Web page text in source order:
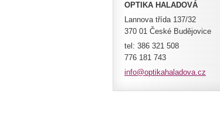
OPTIKA HALADOVÁ
Lannova třída 137/32
370 01 České Budějovice
tel: 386 321 508
776 181 743
info@optikahaladova.cz